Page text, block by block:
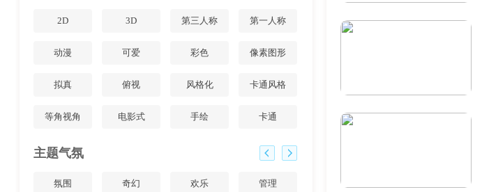
2D 3D 第三人称 第一人称
动漫 可爱 彩色 像素图形
拟真 俯视 风格化 卡通风格
等角视角 电影式 手绘 卡通
主题气氛
氛围 奇幻 欢乐 管理